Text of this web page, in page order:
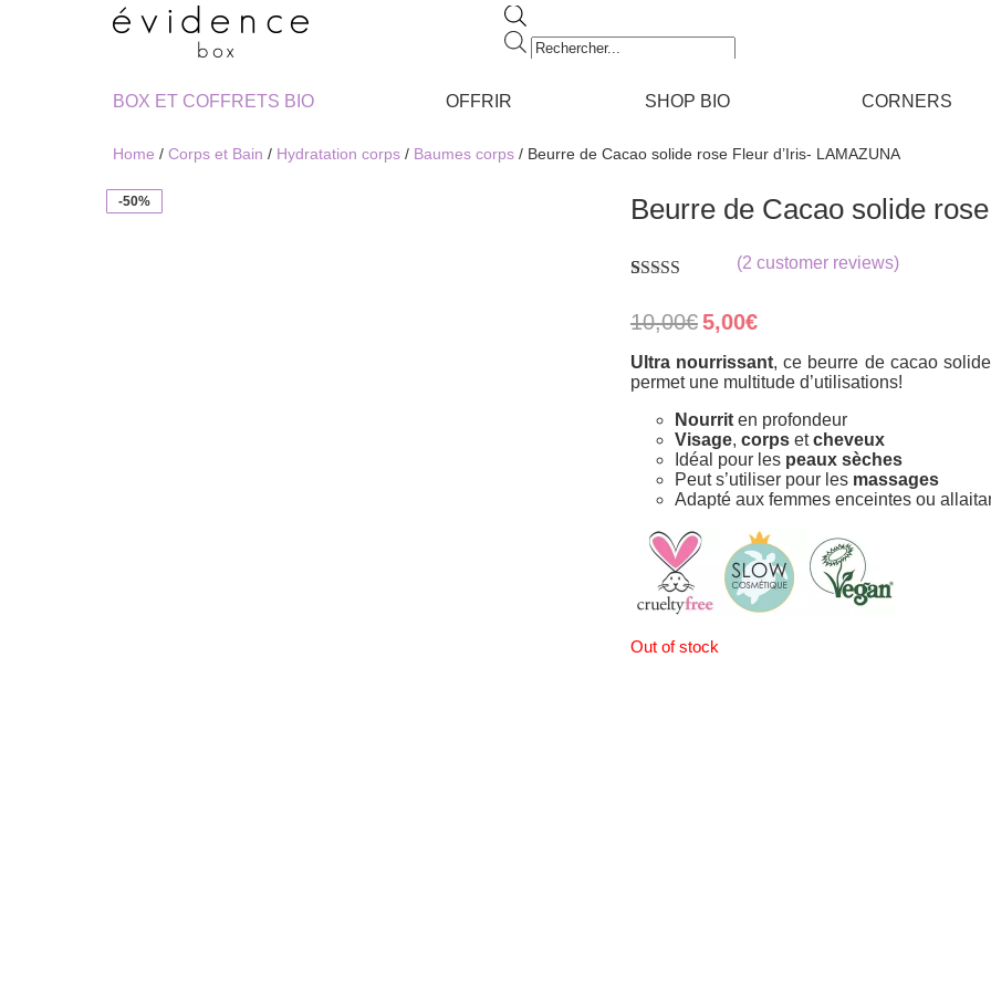
Recherche
de
BOX ET COFFRETS BIO
OFFRIR SHOP BIO CORNERS
Home / Corps et Bain / Hydratation corps / Baumes corps / Beurre de Cacao solide rose Fleur d’Iris- LAMAZUNA
-50% Beurre de Cacao solide
out of 5
based on
ratings
(2 customer reviews)
10,00€ Original
price
was:
10,00€.
5,00€Current
is:
5,00€.
Ultra nourrissant, ce beurre de cacao
permet une multitude d’utilisations!
Nourrit en profondeur
Visage, corps etcheveux
Idéal pour les peaux sèches
Peut s’utiliser pour les massages
Adapté aux femmes enceintes ou
Out of stock